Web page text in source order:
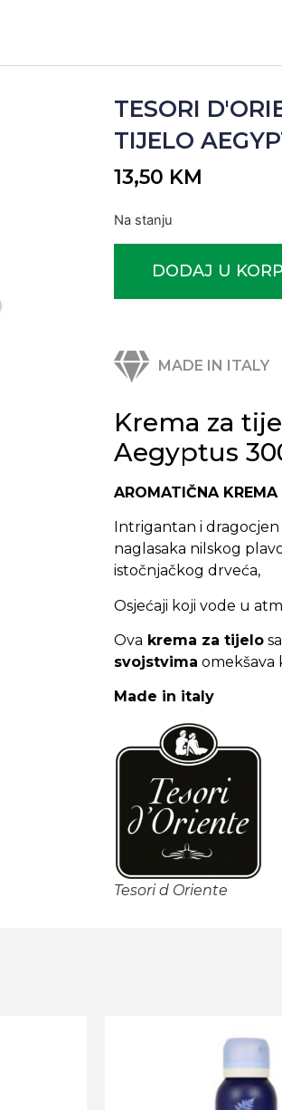
TESORI
TIJELO
13,50 KM
Na stanju
DODAJ U
MADE IN ITALY
Krema za
Aegyptus
AROMATIČNA
Intrigantan i
naglasaka nilskog
istočnjačkog drveća,
Osjećaji koji vode u
Ova krema za tijelo
svojstvima omekšava
Made in italy
Tesori d Oriente